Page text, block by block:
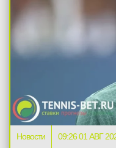
Новости 09:26 01 АВГ